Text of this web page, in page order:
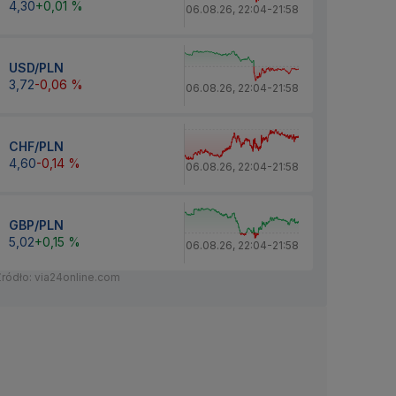
4,30+0,01 % 06.08.26, 22:04-21:58
USD/PLN
3,72-0,06 % 06.08.26, 22:04-21:58
CHF/PLN
4,60-0,14 % 06.08.26, 22:04-21:58
GBP/PLN
5,02+0,15 % 06.08.26, 22:04-21:58
via24online.com